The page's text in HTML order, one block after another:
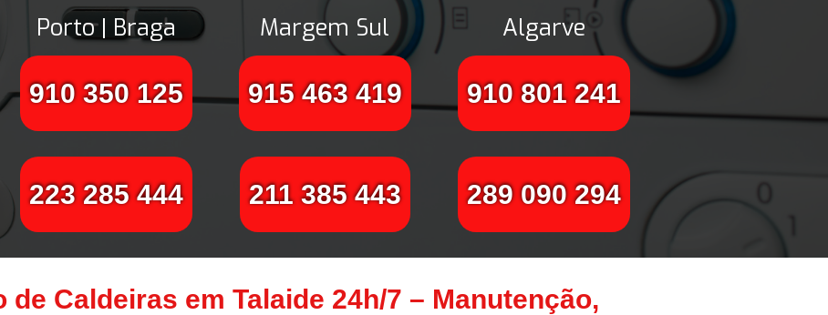
Porto | Braga
910 350 125
223 285 444
Margem Sul
915 463 419
211 385 443
Algarve
910 801 241
289 090 294
de Caldeiras em Talaide 24h/7 – Manutenção,